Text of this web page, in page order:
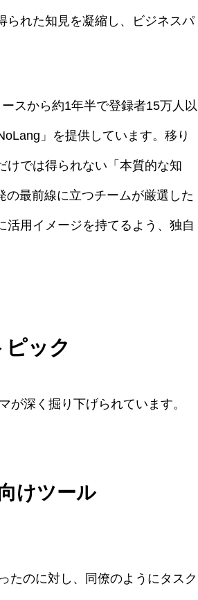
られた知見を凝縮し、ビジネスパ
スから約1年半で登録者15万人以
」を提供しています。移り
けでは得られない「本質的な知
の最前線に立つチームが厳選した
用イメージを持てるよう、独自
ック
が深く掘り下げられています。
けツール
たのに対し、同僚のようにタスク